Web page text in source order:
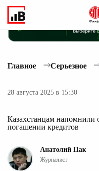
Главное Серьезное
28 августа 2025 в 15:30
Казахстанцам напомнили
погашении кредитов
Анатолий Пак
Журналист